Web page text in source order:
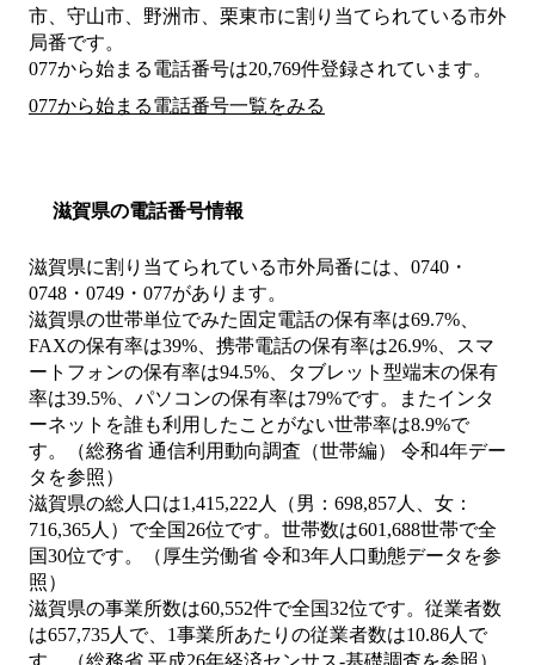
市、守山市、野洲市、栗東市に割り当てられている市外
局番です。
077から始まる電話番号は20,769件登録されています。
077から始まる電話番号一覧をみる
滋賀県の電話番号情報
滋賀県に割り当てられている市外局番には、0740・
0748・0749・077があります。
滋賀県の世帯単位でみた固定電話の保有率は69.7%、
FAXの保有率は39%、携帯電話の保有率は26.9%、スマ
ートフォンの保有率は94.5%、タブレット型端末の保有
率は39.5%、パソコンの保有率は79%です。またインタ
ーネットを誰も利用したことがない世帯率は8.9%で
す。（総務省 通信利用動向調査（世帯編） 令和4年デー
タを参照）
滋賀県の総人口は1,415,222人（男：698,857人、女：
716,365人）で全国26位です。世帯数は601,688世帯で全
国30位です。（厚生労働省 令和3年人口動態データを参
照）
滋賀県の事業所数は60,552件で全国32位です。従業者数
は657,735人で、1事業所あたりの従業者数は10.86人で